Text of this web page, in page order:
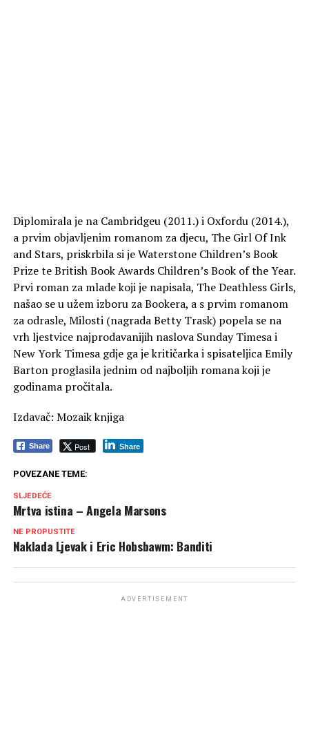
Diplomirala je na Cambridgeu (2011.) i Oxfordu (2014.),
a prvim objavljenim romanom za djecu, The Girl Of Ink
and Stars, priskrbila si je Waterstone Children’s Book
Prize te British Book Awards Children’s Book of the Year.
Prvi roman za mlade koji je napisala, The Deathless Girls,
našao se u užem izboru za Bookera, a s prvim romanom
za odrasle, Milosti (nagrada Betty Trask) popela se na
vrh ljestvice najprodavanijih naslova Sunday Timesa i
New York Timesa gdje ga je kritičarka i spisateljica Emily
Barton proglasila jednim od najboljih romana koji je
godinama pročitala.
Izdavač: Mozaik knjiga
Share Post Share
POVEZANE TEME:
SLJEDEĆE
Mrtva istina – Angela Marsons
NE PROPUSTITE
Naklada Ljevak i Eric Hobsbawm: Banditi
ADVERTISEMENT